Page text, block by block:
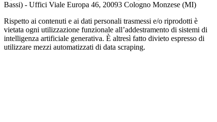
Bassi) - Uffici Viale Europa 46, 20093 Cologno Monzese (MI)
Rispetto ai contenuti e ai dati personali trasmessi e/o riprodotti è
vietata ogni utilizzazione funzionale all’addestramento di sistemi di
intelligenza artificiale generativa. È altresì fatto divieto espresso di
utilizzare mezzi automatizzati di data scraping.